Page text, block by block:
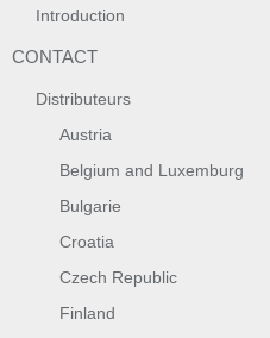
Introduction
CONTACT
Distributeurs
Austria
Belgium and Luxemburg
Bulgarie
Croatia
Czech Republic
Finland